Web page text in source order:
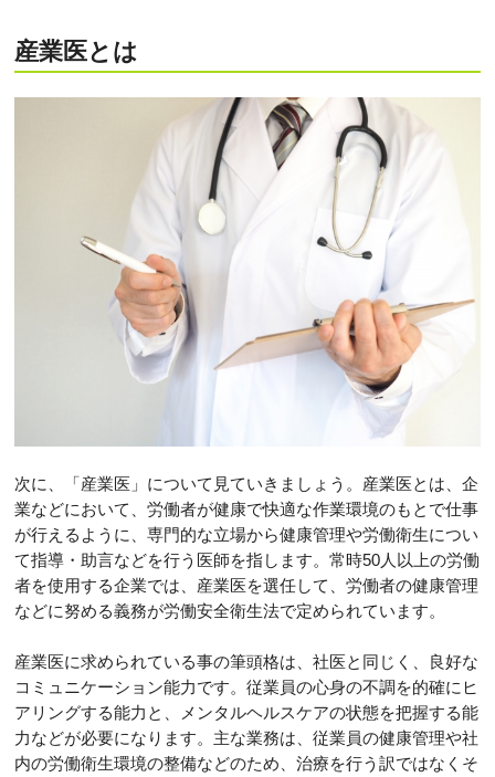
産業医とは
次に、「産業医」について見ていきましょう。産業医とは、企
業などにおいて、労働者が健康で快適な作業環境のもとで仕事
が行えるように、専門的な立場から健康管理や労働衛生につい
て指導・助言などを行う医師を指します。常時50人以上の労働
者を使用する企業では、産業医を選任して、労働者の健康管理
などに努める義務が労働安全衛生法で定められています。
産業医に求められている事の筆頭格は、社医と同じく、良好な
コミュニケーション能力です。従業員の心身の不調を的確にヒ
アリングする能力と、メンタルヘルスケアの状態を把握する能
力などが必要になります。主な業務は、従業員の健康管理や社
内の労働衛生環境の整備などのため、治療を行う訳ではなくそ